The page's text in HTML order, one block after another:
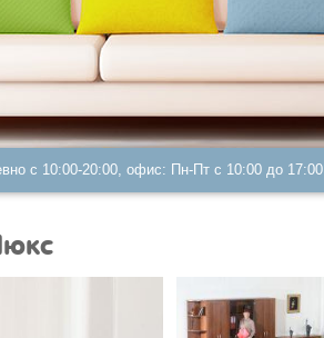
с 10:00-20:00, офис: Пн-Пт с 10:00 до 17:00